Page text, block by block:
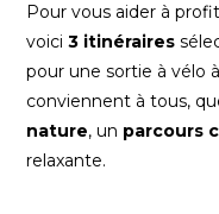
Pour vous aider à
voici3 itinéraires
pour une sortie à vélo
conviennent à tous,
nature, un parcours
relaxante.